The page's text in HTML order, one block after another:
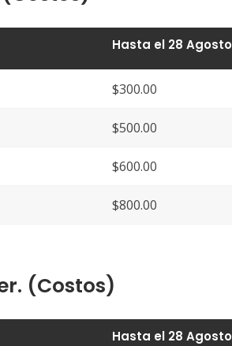
Hasta el 28 Agosto
$300.00
$500.00
$600.00
$800.00
(Costos)
Hasta el 28 Agosto